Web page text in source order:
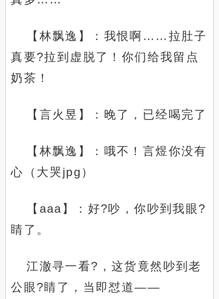
【林飘逸】：我恨啊……拉肚子
真要?拉到虚脱了！你们给我留点
奶茶！
【言火昱】：晚了，已经喝完了
【林飘逸】：哦不！言煜你没有
心（大哭jpg）
【aaa】：好?吵，你吵到我眼?
睛了。
江澈寻一看?，这货竟然吵到老
公眼?睛了，当即怼道——